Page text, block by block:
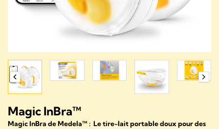
Magic InBra™
Magic InBra de Medela™ : Le tire-lait portable doux pour des